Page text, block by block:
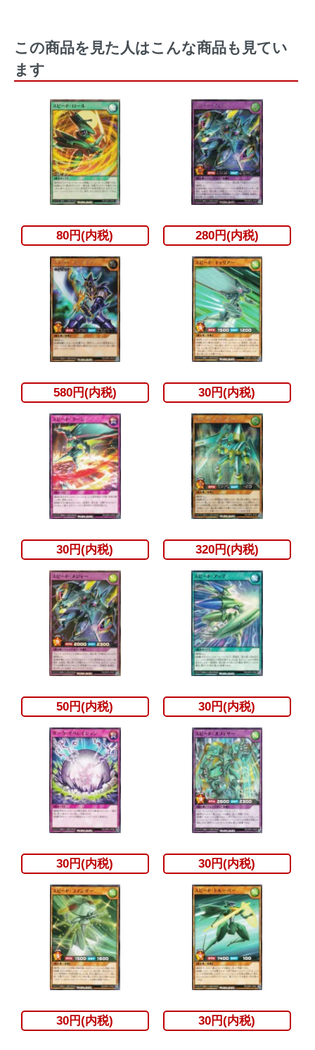
この商品を見た人はこんな商品も見てい
ます
80円(内税) 280円(内税)
580円(内税) 30円(内税)
30円(内税) 320円(内税)
50円(内税) 30円(内税)
30円(内税) 30円(内税)
30円(内税) 30円(内税)